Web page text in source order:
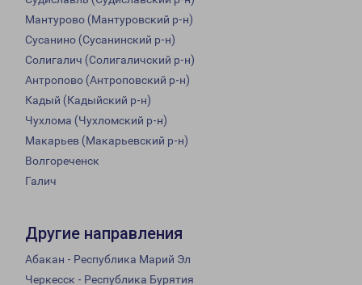
Мантурово (Мантуровский р-н)
Сусанино (Сусанинский р-н)
Солигалич (Солигаличский р-н)
Антропово (Антроповский р-н)
Кадый (Кадыйский р-н)
Чухлома (Чухломский р-н)
Макарьев (Макарьевский р-н)
Волгореченск
Галич
Другие направления
Абакан - Республика Марий Эл
Черкесск - Республика Бурятия